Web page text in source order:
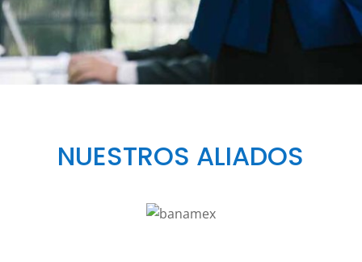
NUESTROS ALIADOS